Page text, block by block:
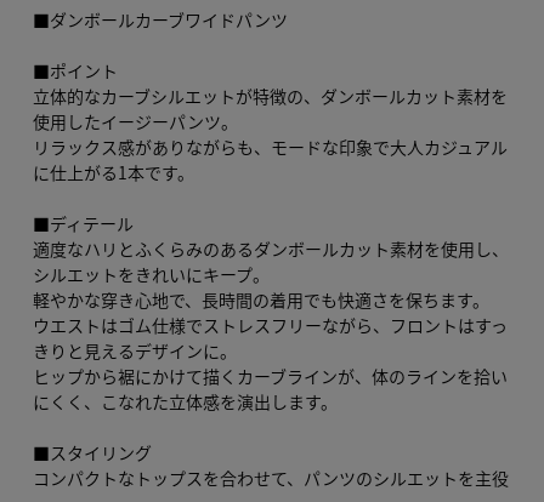
■ダンボールカーブワイドパンツ
■ポイント
立体的なカーブシルエットが特徴の、ダンボールカット素材を
使用したイージーパンツ。
リラックス感がありながらも、モードな印象で大人カジュアル
に仕上がる1本です。
■ディテール
適度なハリとふくらみのあるダンボールカット素材を使用し、
シルエットをきれいにキープ。
軽やかな穿き心地で、長時間の着用でも快適さを保ちます。
ウエストはゴム仕様でストレスフリーながら、フロントはすっ
きりと見えるデザインに。
ヒップから裾にかけて描くカーブラインが、体のラインを拾い
にくく、こなれた立体感を演出します。
■スタイリング
コンパクトなトップスを合わせて、パンツのシルエットを主役